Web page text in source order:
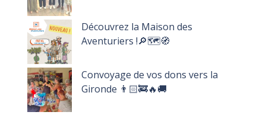
Découvrez la Maison des
Aventuriers !🔎🗺️🧭
Convoyage de vos dons vers la
Gironde 👨🏻‍🚒🔥🚚